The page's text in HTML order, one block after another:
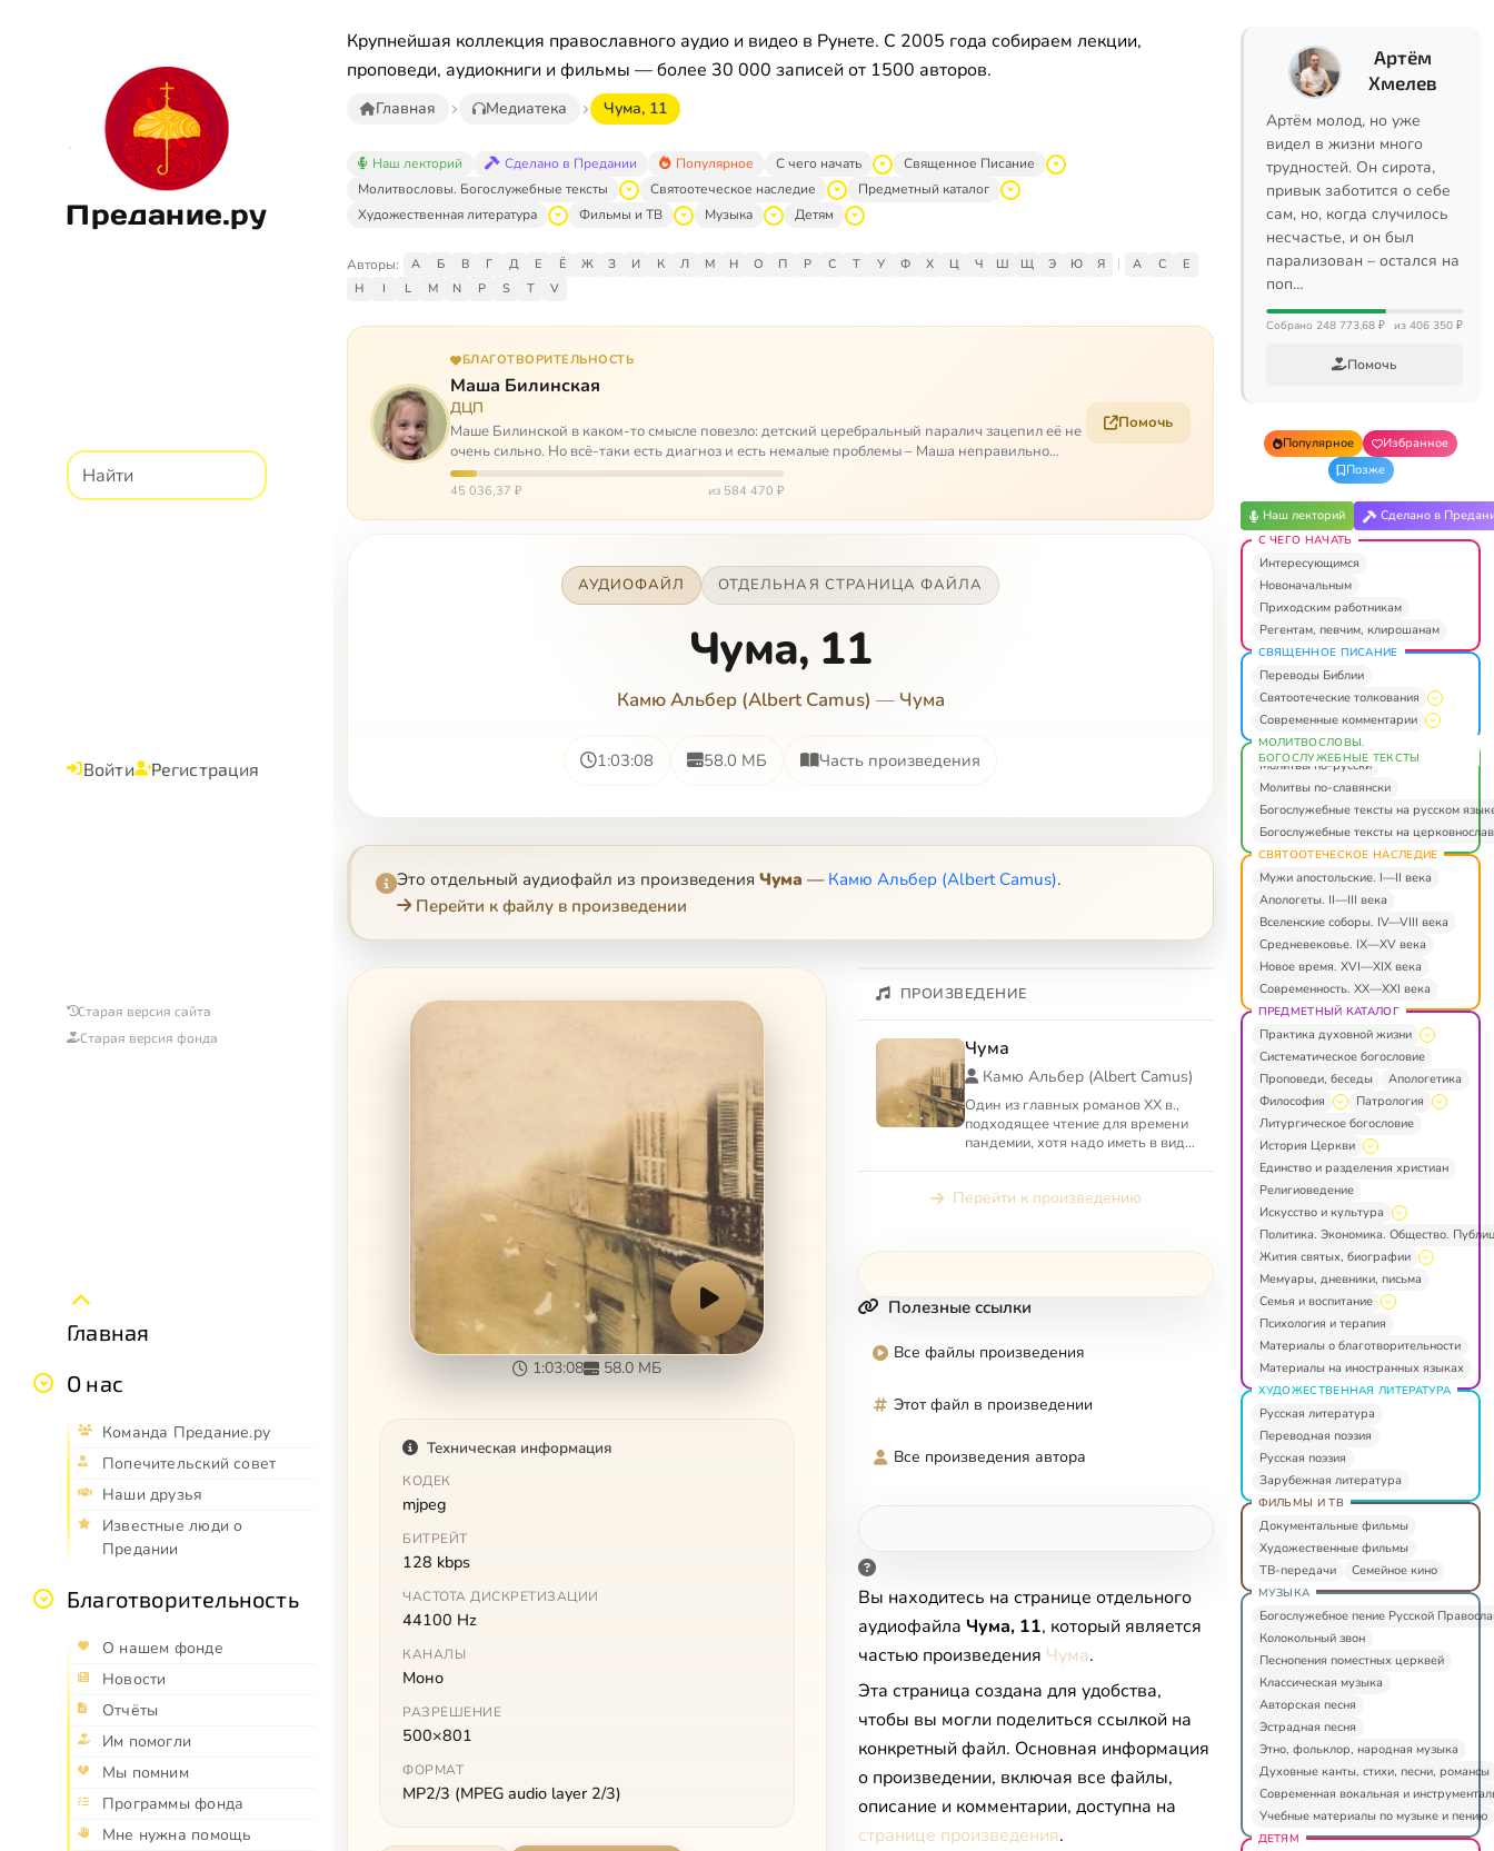
Предание.ру
Войти Регистрация
Старая версия сайта
Старая версия фонда
Главная
О нас
Команда Предание.ру
Попечительский совет
Наши друзья
Известные люди о
Предании
Благотворительность
О нашем фонде
Новости
Отчёты
Им помогли
Мы помним
Программы фонда
Мне нужна помощь
Крупнейшая коллекция православного аудио и видео в Рунете. С 2005 года собираем лекции,
проповеди, аудиокниги и фильмы — более 30 000 записей от 1500 авторов.
Главная Медиатека Чума, 11
Наш лекторий Сделано в Предании Популярное С чего начать
Священное Писание
Молитвословы. Богослужебные тексты
Святоотеческое наследие
Предметный каталог
Художественная литература
Фильмы и ТВ Музыка Детям
Авторы: А Б В Г Д Е Ё Ж З И К Л М Н О П Р С Т У Ф Х Ц Ч Ш Щ Э Ю Я | A C
E
H
I L M N P S T V
БЛАГОТВОРИТЕЛЬНОСТЬ
Маша Билинская
ДЦП
Маше Билинской в каком-то смысле повезло: детский церебральный паралич зацепил её не
очень сильно. Но всё-таки есть диагноз и есть немалые проблемы – Маша неправильно
ходит, и от т…
45 036,37 ₽ из 584 470 ₽
Помочь
АУДИОФАЙЛ ОТДЕЛЬНАЯ СТРАНИЦА ФАЙЛА
Чума, 11
Камю Альбер (Albert Camus) — Чума
1:03:08 58.0 МБ Часть произведения
Это отдельный аудиофайл из произведения Чума — Камю Альбер (Albert Camus).
Перейти к файлу в произведении
1:03:08 58.0 МБ
Техническая информация
КОДЕК
mjpeg
БИТРЕЙТ
128 kbps
ЧАСТОТА ДИСКРЕТИЗАЦИИ
44100 Hz
КАНАЛЫ
Моно
РАЗРЕШЕНИЕ
500×801
ФОРМАТ
MP2/3 (MPEG audio layer 2/3)
ПРОИЗВЕДЕНИЕ
Чума
Камю Альбер (Albert Camus)
Один из главных романов XX в.,
подходящее чтение для времени
пандемии, хотя надо иметь в виду,
Перейти к произведению
Полезные ссылки
Все файлы произведения
Этот файл в произведении
Все произведения автора
Вы находитесь на странице отдельного
аудиофайла Чума, 11, который является
частью произведения Чума.
Эта страница создана для удобства,
чтобы вы могли поделиться ссылкой на
конкретный файл. Основная информация
о произведении, включая все файлы,
описание и комментарии, доступна на
странице произведения.
Артём
Хмелев
Артём молод, но уже
видел в жизни много
трудностей. Он сирота,
привык заботится о себе
сам, но, когда случилось
несчастье, и он был
парализован – остался на
поп…
Собрано 248 773,68 ₽ из 406 350 ₽
Помочь
Популярное
Избранное
Позже
Наш лекторий Сделано в
С ЧЕГО НАЧАТЬ
Интересующимся
Новоначальным
Приходским работникам
Регентам, певчим, клирошанам
СВЯЩЕННОЕ ПИСАНИЕ
Переводы Библии
Святоотеческие толкования
Современные комментарии
МОЛИТВОСЛОВЫ.
БОГОСЛУЖЕБНЫЕ ТЕКСТЫ
Молитвы по-русски
Молитвы по-славянски
Богослужебные тексты на русском
Богослужебные тексты на
СВЯТООТЕЧЕСКОЕ НАСЛЕДИЕ
Мужи апостольские. I—II века
Апологеты. II—III века
Вселенские соборы. IV—VIII века
Средневековье. IX—XV века
Новое время. XVI—XIX века
Современность. XX—XXI века
ПРЕДМЕТНЫЙ КАТАЛОГ
Практика духовной жизни
Систематическое богословие
Проповеди, беседы
Апологетика
Философия
Патрология
Литургическое богословие
История Церкви
Единство и разделения христиан
Религиоведение
Искусство и культура
Политика. Экономика. Общество.
Жития святых, биографии
Мемуары, дневники, письма
Семья и воспитание
Психология и терапия
Материалы о благотворительности
Материалы на иностранных языках
ХУДОЖЕСТВЕННАЯ ЛИТЕРАТУРА
Русская литература
Переводная поэзия
Русская поэзия
Зарубежная литература
ФИЛЬМЫ И ТВ
Документальные фильмы
Художественные фильмы
ТВ-передачи
Семейное кино
МУЗЫКА
Богослужебное пение Русской
Колокольный звон
Песнопения поместных церквей
Классическая музыка
Авторская песня
Эстрадная песня
Этно, фольклор, народная музыка
Духовные канты, стихи, песни, романсы
Современная вокальная и
Учебные материалы по музыке и пению
ДЕТЯМ